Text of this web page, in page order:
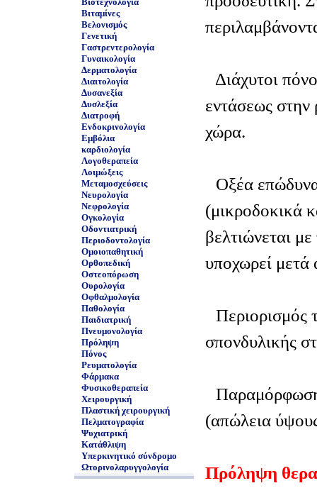
Βιταμίνες
Βελονισμός
Γενετική
Γαστρεντερολογία
Γυναικολογία
Δερματολογία
Διαιτολογία
Δυσανεξία
Δυσλεξία
Διατροφή
Ενδοκρινολογία
Εμβόλια
καρδιολογία
Λογοθεραπεία
Λοιμώξεις
Μεταμοσχεύσεις
Νευρολογία
Νεφρολογία
Ογκολογία
Οδοντιατρική
Περιοδοντολογία
Ομοιοπαθητική
Ορθοπεδική
Οστεοπόρωση
Ουρολογία
Οφθαλμολογία
Παθολογία
Παιδιατρική
Πνευμονολογία
Πρόληψη
Πόνος
Ρευματολογία
Φάρμακα
Φυσικοθεραπεία
Χειρουργική
Πλαστική χειρουργική
Πελματογραφία
Ψυχιατρική
Κατάθλιψη
Υπερκινητικό σύνδρομο
Ωτορινολαρυγγολογία
Διάχυτοι
εντάσεως
χώρα.
Οξέα
(μικροδοκικά
βελτιώνεται
υποχωρεί
Περιορισμός
σπονδυλικής
(απώλεια
Πρόληψη